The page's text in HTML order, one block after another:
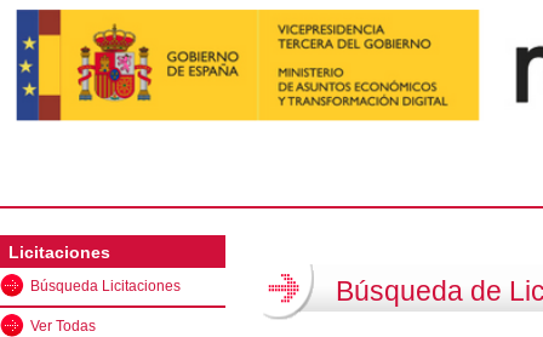
Licitaciones
Búsqueda Licitaciones
Ver Todas
Búsqueda de